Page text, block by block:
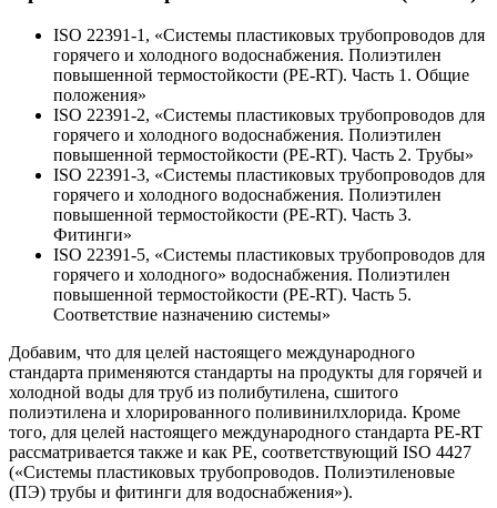
ISO 22391-1, «Системы пластиковых трубопроводов для
горячего и холодного водоснабжения. Полиэтилен
повышенной термостойкости (PE-RT). Часть 1. Общие
положения»
ISO 22391-2, «Системы пластиковых трубопроводов для
горячего и холодного водоснабжения. Полиэтилен
повышенной термостойкости (PE-RT). Часть 2. Трубы»
ISO 22391-3, «Системы пластиковых трубопроводов для
горячего и холодного водоснабжения. Полиэтилен
повышенной термостойкости (PE-RT). Часть 3.
Фитинги»
ISO 22391-5, «Системы пластиковых трубопроводов для
горячего и холодного» водоснабжения. Полиэтилен
повышенной термостойкости (PE-RT). Часть 5.
Соответствие назначению системы»
Добавим, что для целей настоящего международного
стандарта применяются стандарты на продукты для горячей и
холодной воды для труб из полибутилена, сшитого
полиэтилена и хлорированного поливинилхлорида. Кроме
того, для целей настоящего международного стандарта PE-RT
рассматривается также и как PE, соответствующий ISO 4427
(«Системы пластиковых трубопроводов. Полиэтиленовые
(ПЭ) трубы и фитинги для водоснабжения»).